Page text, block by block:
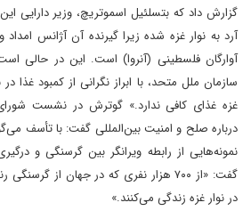
گزارش داد که بتسلئیل اسموتریچ، وزیر دارایی
آرد به نوار غزه شده زیرا گیرنده آن آژانس
آوارگان فلسطینی (آنروا) است. این در حالی
سازمان ملل متحد، با ابراز نگرانی از کمبود
غزه غذای کافی ندارد.» گوترش در نشست
درباره صلح و امنیت بین‌المللی گفت: با تأسف
نمونه‌هایی از رابطه ویرانگر بین گرسنگی و
در نوار غزه زندگی می‌کنند.»